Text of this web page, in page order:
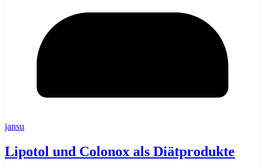
jansu
Lipotol und Colonox als Diätprodukte